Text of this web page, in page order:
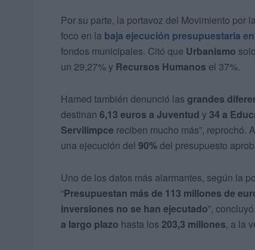
Por su parte, la portavoz del Movimiento por
foco en la baja ejecución presupuestaria
fondos municipales. Citó que Urbanismo
un 29,27% y Recursos Humanos el 37%.
Hamed también denunció las grandes
destinan 6,13 euros a Juventud y 34 a
Servilimpce reciben mucho más”, reprochó.
una ejecución del 90%del presupuesto
Uno de los datos más alarmantes, según la
“Presupuestan más de 113 millones de
inversiones no se han ejecutado”,
a largo plazo hasta los 203,3 millones, a la